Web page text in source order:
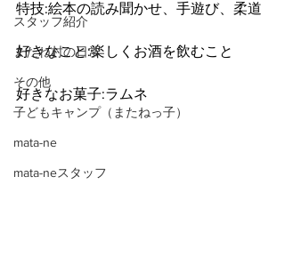
スタッフ紹介
またね村の日常
その他
子どもキャンプ（またねっ子）
mata-ne
mata-neスタッフ
特技:絵本の読み聞かせ、手遊び、柔道
好きなこと:楽しくお酒を飲むこと
好きなお菓子:ラムネ